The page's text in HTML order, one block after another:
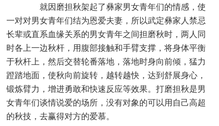
就因磨担秋架起了彝家男女青年们的情感，使
一对对男女青年们结为恩爱夫妻，所以武定彝家人禁忌
长辈或直系血缘关系的男女青年之间担磨秋时，两人同
时各上一边秋杆，用腹部接触和手臂支撑，将身体平衡
于秋杆上，然后交替轮番落地，落地时身向前倾，猛力
蹬踏地面，使秋向前旋转，越转越快，达到舒展身心，
锻炼臂力，增进勇敢和快速反应等效果。打磨担秋是男
女青年们谈情说爱的场所，没有对象的可以用自己高超
的秋技，去赢得对方的爱慕。